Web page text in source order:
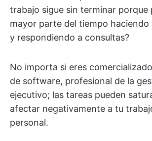
trabajo sigue sin terminar porque
mayor parte del tiempo haciendo
y respondiendo a consultas?
No importa si eres
de software, profesional de la
ejecutivo; las tareas pueden
afectar negativamente a tu
personal.